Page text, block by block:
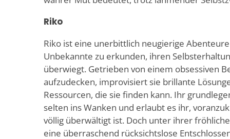
Riko
Riko ist eine unerbittlich neugierige
Unbekannte zu erkunden, ihren
überwiegt. Getrieben von einem obsessiven
aufzudecken, improvisiert sie brillante
Ressourcen, die sie finden kann. Ihr
selten ins Wanken und erlaubt es ihr,
völlig überwältigt ist. Doch unter ihrer
eine überraschend rücksichtslose